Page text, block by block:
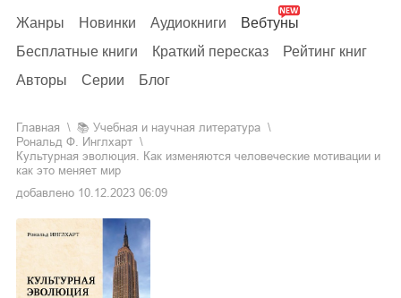
Жанры Новинки Аудиокниги
Вебтуны
Бесплатные книги
Краткий пересказ
Рейтинг книг
Авторы
Серии Блог
Главная 📚
учебная и научная литература
Рональд Ф. Инглхарт
Культурная эволюция. Как изменяются человеческие мотивации и
как это меняет мир
добавлено 10.12.2023 06:09